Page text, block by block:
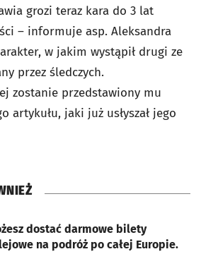
grozi teraz kara do 3 lat
– informuje asp. Aleksandra
w jakim wystąpił drugi ze
przez śledczych.
zostanie przedstawiony mu
artykułu, jaki już usłyszał jego
dostać darmowe bilety
na podróż po całej Europie.